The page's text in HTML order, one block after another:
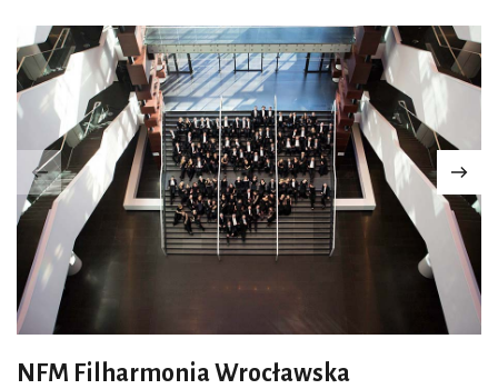
NFM Filharmonia Wrocławska